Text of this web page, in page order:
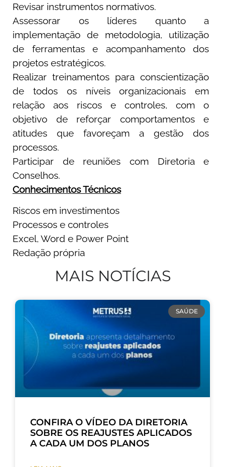
Revisar instrumentos normativos.
Assessorar os líderes quanto a
implementação de metodologia, utilização
de ferramentas e acompanhamento dos
projetos estratégicos.
Realizar treinamentos para conscientização
de todos os níveis organizacionais em
relação aos riscos e controles, com o
objetivo de reforçar comportamentos e
atitudes que favoreçam a gestão dos
processos.
Participar de reuniões com Diretoria e
Conselhos.
Conhecimentos Técnicos
Riscos em investimentos
Processos e controles
Excel, Word e Power Point
Redação própria
MAIS NOTÍCIAS
SAÚDE
CONFIRA O VÍDEO DA DIRETORIA
SOBRE OS REAJUSTES APLICADOS
A CADA UM DOS PLANOS